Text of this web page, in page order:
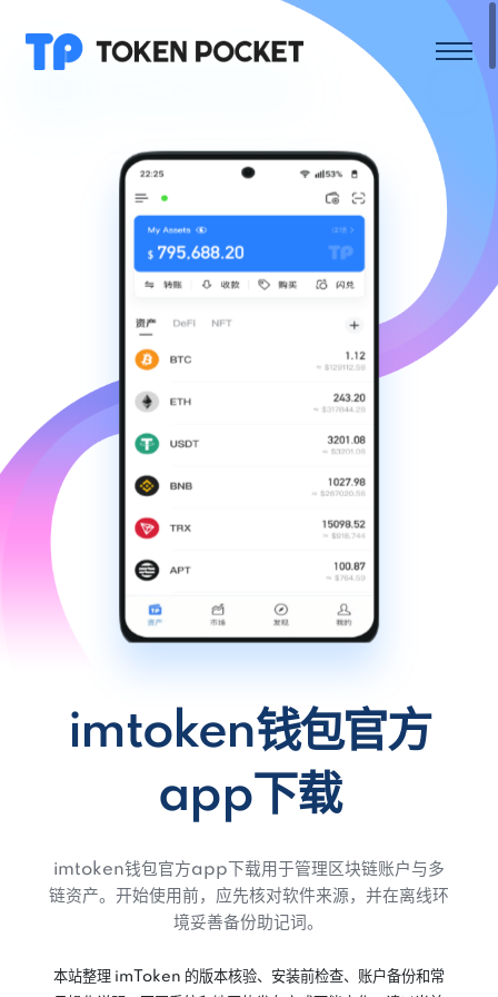
imtoken钱包官方
app下载
imtoken钱包官方app下载用于管理区块链账户与多
链资产。开始使用前，应先核对软件来源，并在离线环
境妥善备份助记词。
本站整理 imToken 的版本核验、安装前检查、账户备份和常